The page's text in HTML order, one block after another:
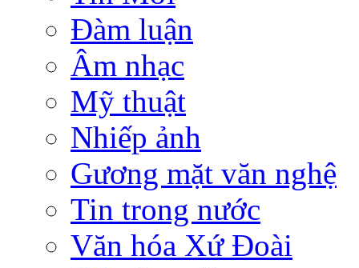
Đàm luận
Âm nhạc
Mỹ thuật
Nhiếp ảnh
Gương mặt văn nghệ
Tin trong nước
Văn hóa Xứ Đoài